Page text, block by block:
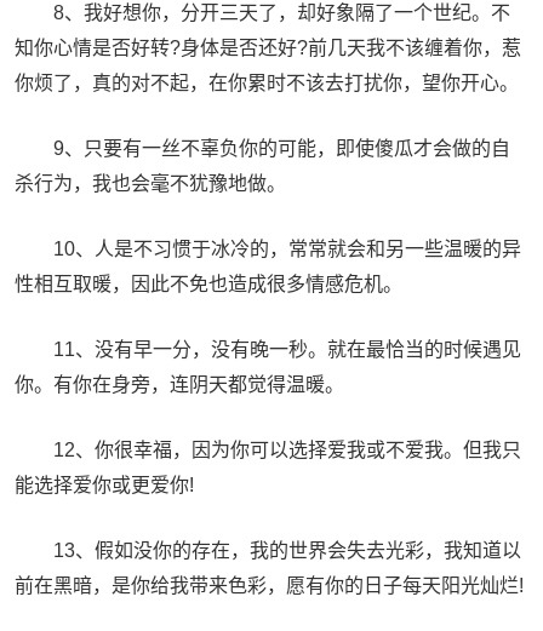
8、我好想你，分开三天了，却好象隔了一个世纪。不
知你心情是否好转?身体是否还好?前几天我不该缠着你，惹
你烦了，真的对不起，在你累时不该去打扰你，望你开心。
9、只要有一丝不辜负你的可能，即使傻瓜才会做的自
杀行为，我也会毫不犹豫地做。
10、人是不习惯于冰冷的，常常就会和另一些温暖的异
性相互取暖，因此不免也造成很多情感危机。
11、没有早一分，没有晚一秒。就在最恰当的时候遇见
你。有你在身旁，连阴天都觉得温暖。
12、你很幸福，因为你可以选择爱我或不爱我。但我只
能选择爱你或更爱你!
13、假如没你的存在，我的世界会失去光彩，我知道以
前在黑暗，是你给我带来色彩，愿有你的日子每天阳光灿烂!